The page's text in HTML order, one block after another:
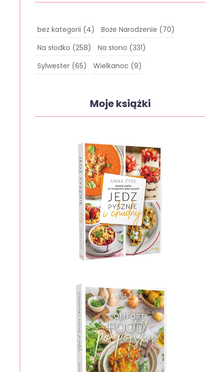
bez kategorii (4) Boże Narodzenie (70)
Na słodko (258) Na słono (331)
Sylwester (65) Wielkanoc (9)
Moje książki